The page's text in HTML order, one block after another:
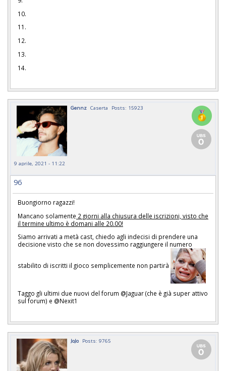
10.
11.
12.
13.
14.
Gennz Caserta Posts: 15923
9 aprile, 2021 - 11:22
96
Buongiorno ragazzi!
Mancano solamente 2 giorni alla chiusura delle iscrizioni, visto che
il termine ultimo è domani alle 20.00!
Siamo arrivati a metà cast, chiedo agli indecisi di prendere una
decisione visto che se non dovessimo raggiungere il numero
stabilito di iscritti il gioco semplicemente non partirà
Taggo gli ultimi due nuovi del forum @Jaguar (che è già super attivo
sul forum) e @Nexit1
JoJo Posts: 9765